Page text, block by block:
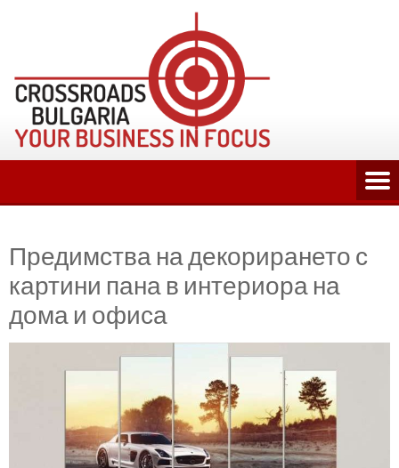
Предимства на декорирането с
картини пана в интериора на
дома и офиса